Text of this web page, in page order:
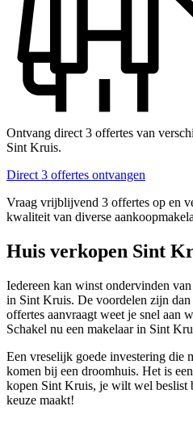
Ontvang direct 3 offertes van
Sint Kruis.
Direct 3 offertes ontvangen
Vraag vrijblijvend 3 offertes op en
kwaliteit van diverse
Huis verkopen Sint
Iedereen kan winst ondervinden
in Sint Kruis. De voordelen zijn
offertes aanvraagt weet je snel aan
Schakel nu een makelaar in Sint
Een vreselijk goede investering die
komen bij een droomhuis. Het is
kopen Sint Kruis, je wilt wel beslist
keuze maakt!